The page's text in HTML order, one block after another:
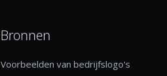
Bronnen
Voorbeelden van bedrijfslogo's